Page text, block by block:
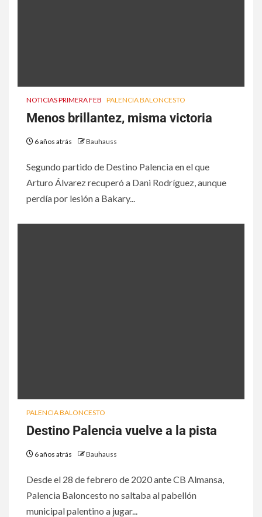
NOTICIAS PRIMERA FEB PALENCIA BALONCESTO
Menos brillantez, misma victoria
6 años atrás Bauhauss
Segundo partido de Destino Palencia en el que
Arturo Álvarez recuperó a Dani Rodríguez, aunque
perdía por lesión a Bakary...
PALENCIA BALONCESTO
Destino Palencia vuelve a la pista
6 años atrás Bauhauss
Desde el 28 de febrero de 2020 ante CB Almansa,
Palencia Baloncesto no saltaba al pabellón
municipal palentino a jugar...